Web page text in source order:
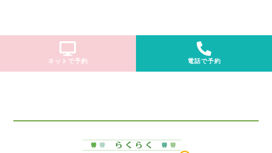
ネットで予約 電話で予約